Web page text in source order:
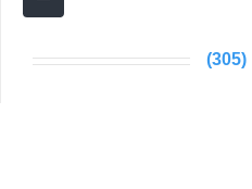
(305)